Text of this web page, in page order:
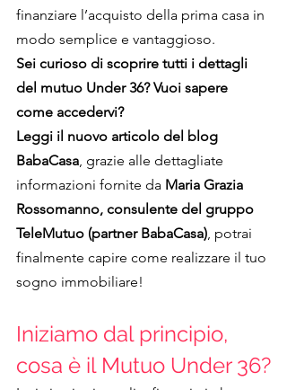
finanziare l’acquisto della prima casa in
modo semplice e vantaggioso.
Sei curioso di scoprire tutti i dettagli
del mutuo Under 36? Vuoi sapere
come accedervi?
Leggi il nuovo articolo del blog
BabaCasa , grazie alle dettagliate
informazioni fornite da Maria Grazia
Rossomanno, consulente del gruppo
TeleMutuo (partner BabaCasa) , potrai
finalmente capire come realizzare il tuo
sogno immobiliare!
Iniziamo dal principio,
cosa è il Mutuo Under 36?